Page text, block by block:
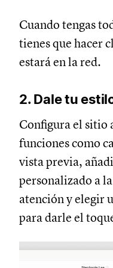
Cuando tengas
tienes que hacer
estará en la red.
2. Dale tu
Configura el sitio
funciones como
vista previa,
personalizado a
atención y elegir
para darle el